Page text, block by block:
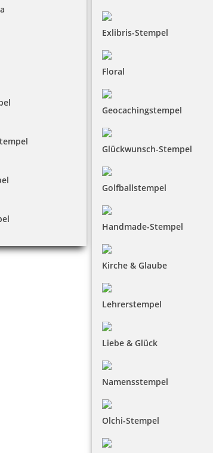
Exlibris-Stempel
Floral
Geocachingstempel
Glückwunsch-Stempel
Golfballstempel
Handmade-Stempel
Kirche & Glaube
Lehrerstempel
Liebe & Glück
Namensstempel
Olchi-Stempel